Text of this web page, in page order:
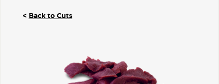
< Back to Cuts